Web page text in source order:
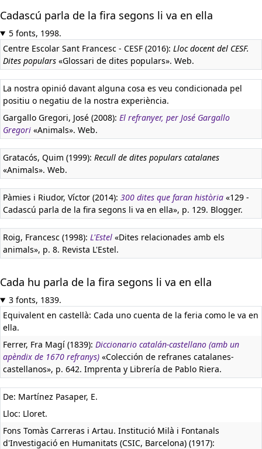
Cadascú parla de la fira segons li va en ella
5 fonts, 1998.
Centre Escolar Sant Francesc - CESF (2016): Lloc docent del CESF.
Dites populars «Glossari de dites populars». Web.
La nostra opinió davant alguna cosa es veu condicionada pel
positiu o negatiu de la nostra experiència.
Gargallo Gregori, José (2008): El refranyer, per José Gargallo
Gregori «Animals». Web.
Gratacós, Quim (1999): Recull de dites populars catalanes
«Animals». Web.
Pàmies i Riudor, Víctor (2014): 300 dites que faran història «129 -
Cadascú parla de la fira segons li va en ella», p. 129. Blogger.
Roig, Francesc (1998): L'Estel «Dites relacionades amb els
animals», p. 8. Revista L'Estel.
Cada hu parla de la fira segons li va en ella
3 fonts, 1839.
Equivalent en castellà: Cada uno cuenta de la feria como le va en
ella.
Ferrer, Fra Magí (1839): Diccionario catalán-castellano (amb un
apèndix de 1670 refranys) «Colección de refranes catalanes-
castellanos», p. 642. Imprenta y Librería de Pablo Riera.
De: Martínez Pasaper, E.
Lloc: Lloret.
Fons Tomàs Carreras i Artau. Institució Milà i Fontanals
d'Investigació en Humanitats (CSIC, Barcelona) (1917):